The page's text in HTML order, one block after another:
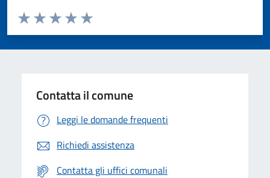
Valuta da 1 a 5 stelle la pagina
Valuta 5 stelle su 5
Valuta 4 stelle su 5
Valuta 3 stelle su 5
Valuta 2 stelle su 5
Valuta 1 stelle su 5
Contatta il comune
Leggi le domande frequenti
Richiedi assistenza
Contatta gli uffici comunali